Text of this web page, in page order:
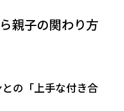
親子の関わり方
の「上手な付き合